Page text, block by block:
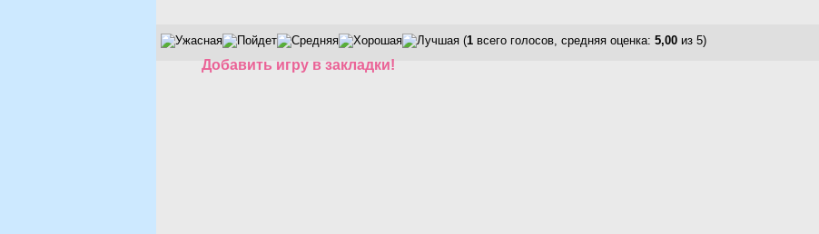
(1 всего голосов, средняя оценка: 5,00 из 5)
Добавить игру в закладки!